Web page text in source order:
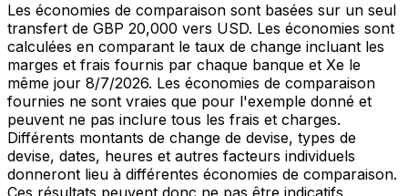
Les économies de comparaison sont basées sur un seul
transfert de GBP 20,000 vers USD. Les économies sont
calculées en comparant le taux de change incluant les
marges et frais fournis par chaque banque et Xe le
même jour 8/7/2026. Les économies de comparaison
fournies ne sont vraies que pour l'exemple donné et
peuvent ne pas inclure tous les frais et charges.
Différents montants de change de devise, types de
devise, dates, heures et autres facteurs individuels
donneront lieu à différentes économies de comparaison.
Ces résultats peuvent donc ne pas être indicatifs